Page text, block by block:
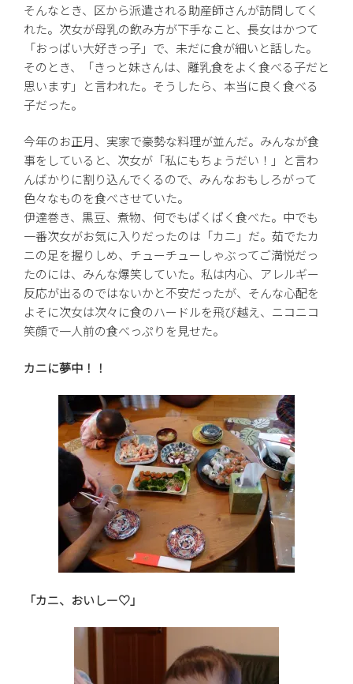
そんなとき、区から派遣される助産師さんが訪問してく
れた。次女が母乳の飲み方が下手なこと、長女はかつて
「おっぱい大好きっ子」で、未だに食が細いと話した。
そのとき、「きっと妹さんは、離乳食をよく食べる子だと
思います」と言われた。そうしたら、本当に良く食べる
子だった。
今年のお正月、実家で豪勢な料理が並んだ。みんなが食
事をしていると、次女が「私にもちょうだい！」と言わ
んばかりに割り込んでくるので、みんなおもしろがって
色々なものを食べさせていた。
伊達巻き、黒豆、煮物、何でもぱくぱく食べた。中でも
一番次女がお気に入りだったのは「カニ」だ。茹でたカ
ニの足を握りしめ、チューチューしゃぶってご満悦だっ
たのには、みんな爆笑していた。私は内心、アレルギー
反応が出るのではないかと不安だったが、そんな心配を
よそに次女は次々に食のハードルを飛び越え、ニコニコ
笑顔で一人前の食べっぷりを見せた。
カニに夢中！！
「カニ、おいしー♡」